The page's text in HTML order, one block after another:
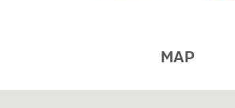
MAP